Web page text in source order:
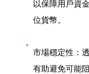
以保障用戶資
位貨幣。
市場穩定性 ：
有助避免可能